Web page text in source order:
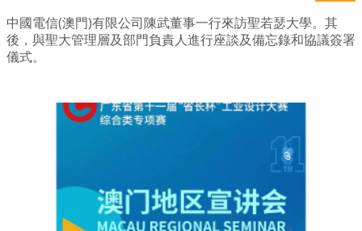
中國電信(澳門)有限公司陳武董事一行來訪聖若瑟大學。其
後，與聖大管理層及部門負責人進行座談及備忘錄和協議簽署
儀式。